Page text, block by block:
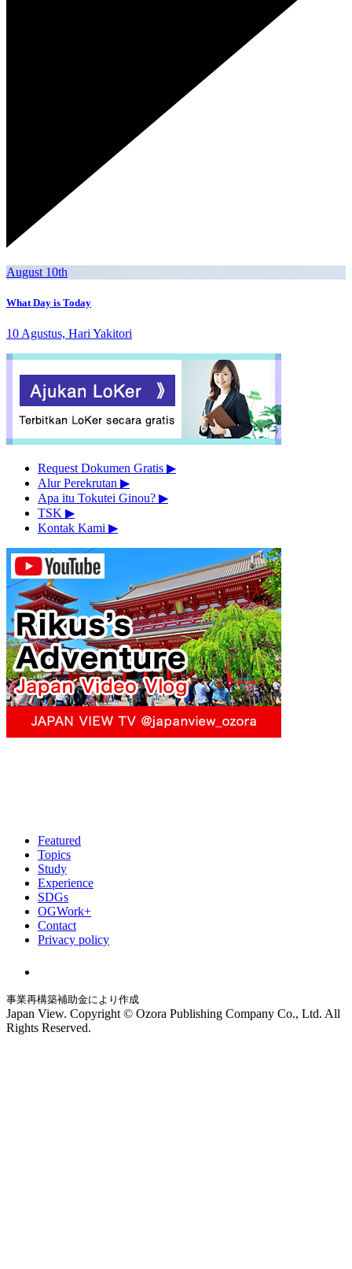
August 10th
What Day is Today
10 Agustus, Hari Yakitori
Request Dokumen Gratis ▶︎
Alur Perekrutan ▶︎
Apa itu Tokutei Ginou? ▶︎
TSK ▶︎
Kontak Kami ▶︎
Featured
Topics
Study
Experience
SDGs
OGWork+
Contact
Privacy policy
事業再構築補助金により作成
Japan View. Copyright © Ozora Publishing Company Co., Ltd. All
Rights Reserved.